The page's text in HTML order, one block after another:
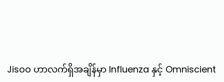
Jisoo ဟာလက်ရှိအချိန်မှာ Influenza နှင့် Omniscient